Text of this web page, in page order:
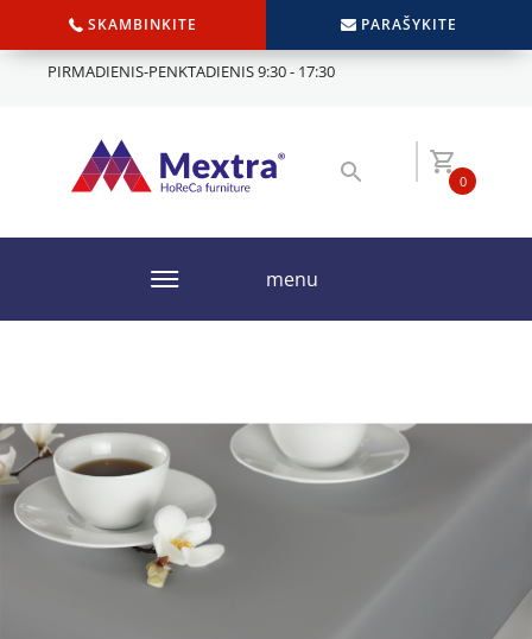
SKAMBINKITE PARAŠYKITE
PIRMADIENIS-PENKTADIENIS 9:30 - 17:30
0
menu